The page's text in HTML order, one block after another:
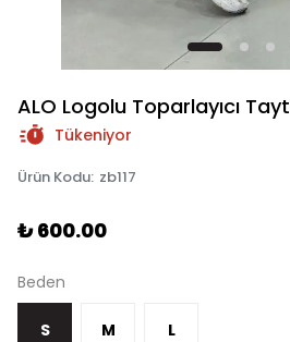
ALO Logolu Toparlayıcı Tayt
Tükeniyor
Ürün Kodu: zb117
₺ 600.00
Beden
S M L